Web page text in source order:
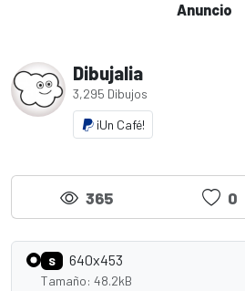
Anuncio
Dibujalia
3,295 Dibujos
¡Un Café!
365 0
S 640x453
Tamaño: 48.2kB